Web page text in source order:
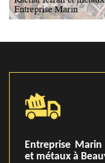
Entreprise
et métaux à